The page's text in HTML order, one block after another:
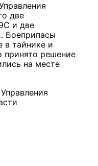
две
и две
Боеприпасы
в тайнике и
принято решение
на месте